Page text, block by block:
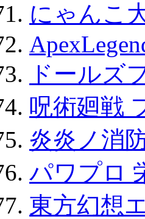
にゃんこ
ドールズ
呪術廻戦
炎炎ノ消
パワプロ
東方幻想